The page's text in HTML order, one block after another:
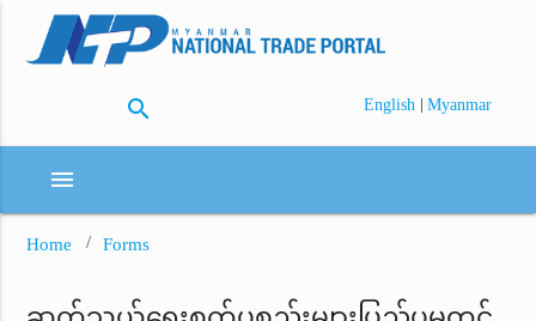
search English | Myanmar
menu
Home Forms